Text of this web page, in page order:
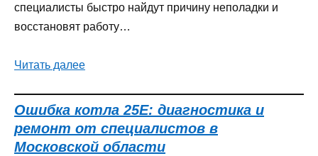
специалисты быстро найдут причину неполадки и
восстановят работу…
Читать далее
Ошибка котла 25E: диагностика и
ремонт от специалистов в
Московской области